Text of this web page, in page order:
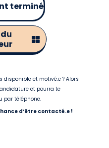
terminé
disponible et motivé.e ? Alors
et pourra te
par téléphone.
d’être contacté.e !